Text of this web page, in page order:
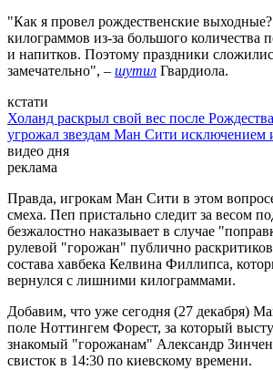
"Как я провел рождественские
килограммов из-за большого количества
и напитков. Поэтому праздники
замечательно", – шутил Гвардиола.
кстати
Холанд раскрыл свой вес после
угрожал звездам Ман Сити исключением
видео дня
реклама
Правда, игрокам Ман Сити в этом
смеха. Пеп пристально следит за весом
безжалостно наказывает в случае
рулевой "горожан" публично
состава хавбека Келвина Филлипса,
вернулся с лишними килограммами.
Добавим, что уже сегодня (27 декабря)
поле Ноттингем Форест, за который
знакомый "горожанам" Александр
свисток в 14:30 по киевскому времени.